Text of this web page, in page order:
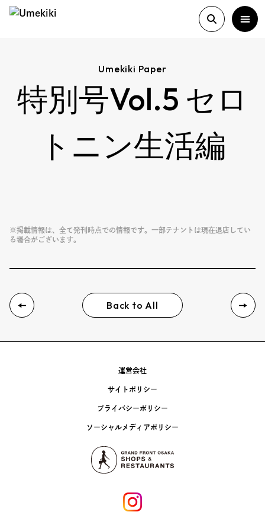
About
History
Paper
Event
Umekiki木曜マルシェ
Umekiki Paper
特別号Vol.5 セロ
トニン生活編
※掲載情報は、全て発刊時点での情報です。一部テナントは現在退店してい
る場合がございます。
Back to All
運営会社
サイトポリシー
プライバシーポリシー
ソーシャルメディアポリシー